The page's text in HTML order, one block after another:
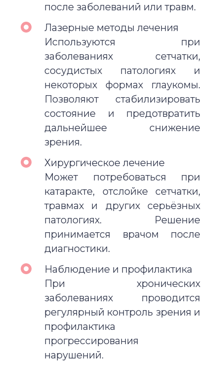
после заболеваний или травм.
Лазерные методы лечения
Используются при
заболеваниях сетчатки,
сосудистых патологиях и
некоторых формах глаукомы.
Позволяют стабилизировать
состояние и предотвратить
дальнейшее снижение
зрения.
Хирургическое лечение
Может потребоваться при
катаракте, отслойке сетчатки,
травмах и других серьёзных
патологиях. Решение
принимается врачом после
диагностики.
Наблюдение и профилактика
При хронических
заболеваниях проводится
регулярный контроль зрения и
профилактика
прогрессирования
нарушений.